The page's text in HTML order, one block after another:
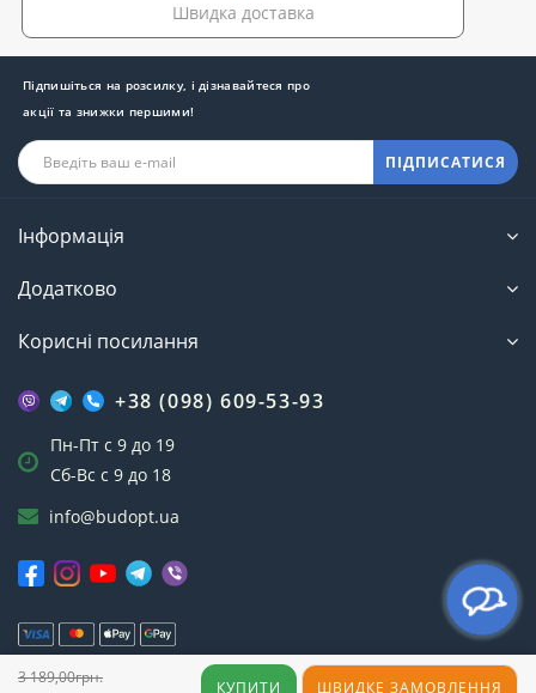
3 189,00грн. КУПИТИ ШВИДКЕ ЗАМОВЛЕННЯ
Швидка доставка
Підпишіться на розсилку, і дізнавайтеся про
акції та знижки першими!
ПІДПИСАТИСЯ
Інформація
Додатково
Корисні посилання
+38 (098) 609-53-93
Пн-Пт с 9 до 19
Сб-Вс с 9 до 18
info@budopt.ua
Інтернет-магазин БудОпт™ © 2023